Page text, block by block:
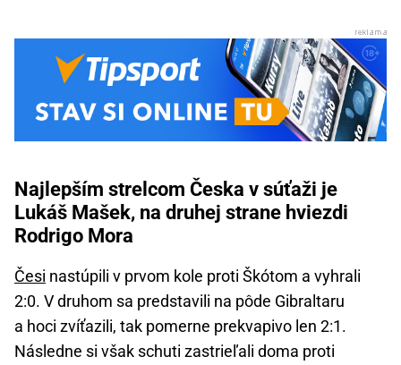
Najlepším strelcom Česka v súťaži je
Lukáš Mašek, na druhej strane hviezdi
Rodrigo Mora
Česi nastúpili v prvom kole proti Škótom a vyhrali
2:0. V druhom sa predstavili na pôde Gibraltaru
a hoci zvíťazili, tak pomerne prekvapivo len 2:1.
Následne si však schuti zastrieľali doma proti